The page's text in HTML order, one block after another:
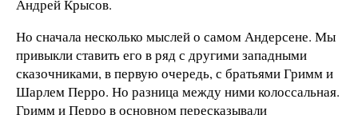
Андрей Крысов.
Но сначала несколько мыслей о самом Андерсене. Мы
привыкли ставить его в ряд с другими западными
сказочниками, в первую очередь, с братьями Гримм и
Шарлем Перро. Но разница между ними колоссальная.
Гримм и Перро в основном пересказывали